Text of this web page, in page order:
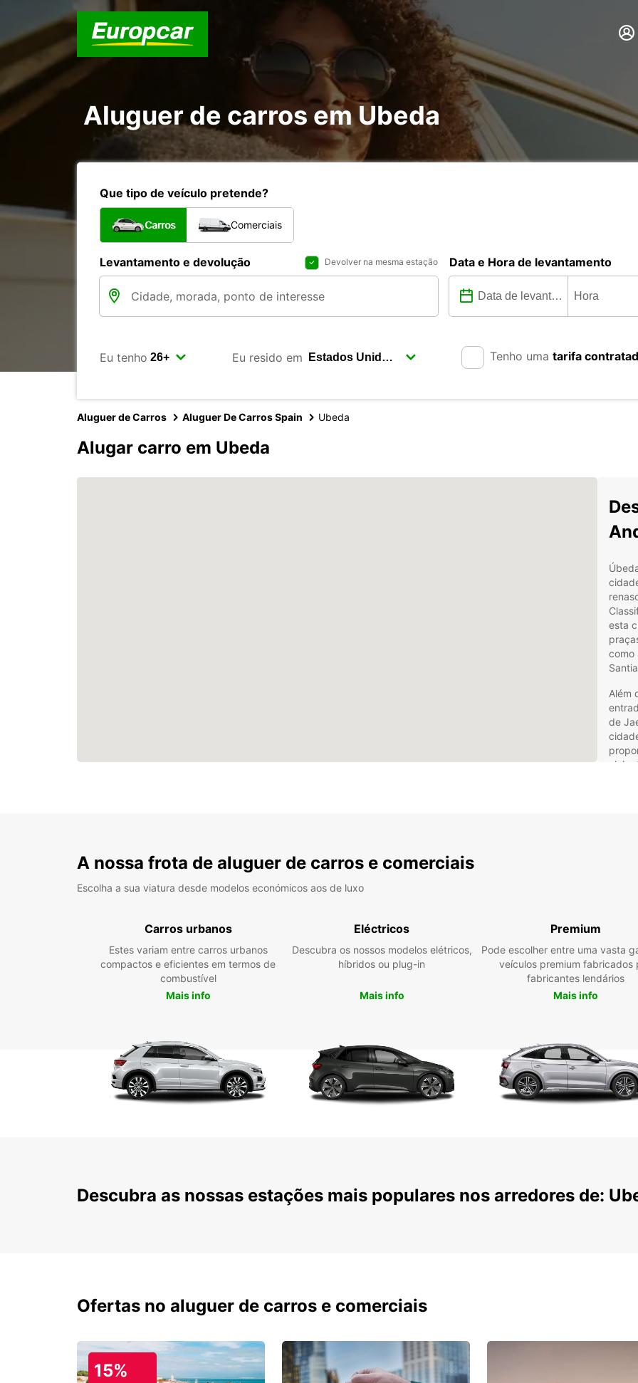
Aluguer de carros em Ubeda
Que tipo de veículo pretende?
Carros Comerciais
Levantamento e devolução Devolver na mesma estação Data e Hora de levantamento
Eu tenho Eu resido em Tenho uma tarifa
Aluguer de Carros Aluguer De Carros Spain Ubeda
Alugar carro em Ubeda
esta
como
Além
de
de
A
com
longa
A nossa frota de aluguer de carros e comerciais
Escolha a sua viatura desde modelos económicos aos de luxo
Carros urbanos
Estes variam entre carros urbanos
compactos e eficientes em termos de
combustível
Mais info
Eléctricos
Descubra os nossos modelos elétricos,
híbridos ou plug-in
Mais info
Premium
Pode escolher entre uma vasta
veículos premium fabricados
fabricantes lendários
Mais info
Descubra as nossas estações mais populares nos arredores de:
Ofertas no aluguer de carros e comerciais
15%